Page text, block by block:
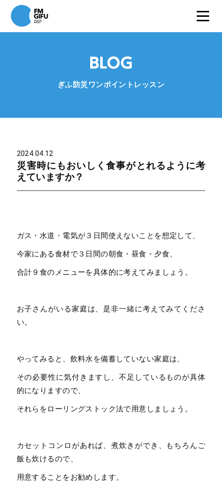
ぎふ防災ワンポイントレッスン
2024.04.12
災害時にもおいしく食事がとれるように考
えていますか？
ガス・水道・電気が３日間使えないことを想定して、
今家にある食材で３日間の朝食・昼食・夕食、
合計９食のメニューを具体的に考えてみましょう。
お子さんがいる家庭は、是非一緒に考えてみてくださ
い。
やってみると、飲料水を備蓄していない家庭は、
その必要性に気付きますし、不足しているものが具体
的になりますので、
それらをローリングストック法で用意しましょう。
カセットコンロがあれば、煮炊きができ、もちろんご
飯も炊けるので、
用意することをお勧めします。